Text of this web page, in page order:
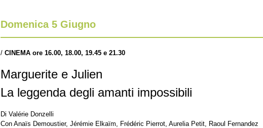
Domenica 5 Giugno
/ CINEMA ore 16.00, 18.00, 19.45 e 21.30
Marguerite e Julien
La leggenda degli amanti impossibili
Di Valérie Donzelli
Con Anaïs Demoustier, Jérémie Elkaïm, Frédéric Pierrot, Aurelia Petit, Raoul Fernandez